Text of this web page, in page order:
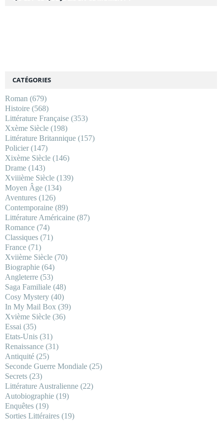
CATÉGORIES
Roman (679)
Histoire (568)
Littérature Française (353)
Xxème Siècle (198)
Littérature Britannique (157)
Policier(147)
Xixème Siècle (146)
Drame (143)
Xviiième Siècle (139)
Moyen Âge (134)
Aventures (126)
Contemporaine (89)
Littérature Américaine (87)
Romance (74)
Classiques (71)
France (71)
Xviième Siècle (70)
Biographie (64)
Angleterre (53)
Saga Familiale (48)
Cosy Mystery (40)
In My Mail Box (39)
Xvième Siècle (36)
Essai (35)
Etats-Unis (31)
Renaissance (31)
Antiquité (25)
Seconde Guerre Mondiale (25)
Secrets (23)
Littérature Australienne (22)
Autobiographie (19)
Enquêtes (19)
Sorties Littéraires (19)